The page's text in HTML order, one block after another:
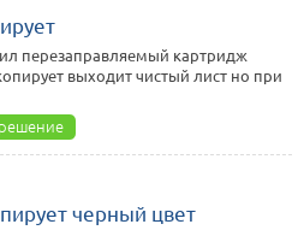
перезаправляемый картридж
выходит чистый лист но при
черный цвет